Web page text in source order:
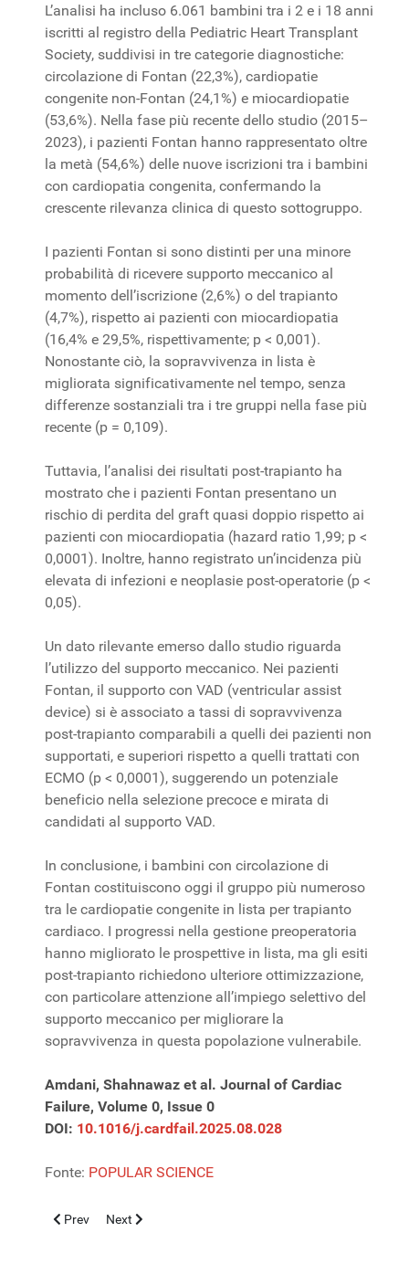
L’analisi ha incluso 6.061 bambini tra i 2 e i 18 anni
iscritti al registro della Pediatric Heart Transplant
Society, suddivisi in tre categorie diagnostiche:
circolazione di Fontan (22,3%), cardiopatie
congenite non-Fontan (24,1%) e miocardiopatie
(53,6%). Nella fase più recente dello studio (2015–
2023), i pazienti Fontan hanno rappresentato oltre
la metà (54,6%) delle nuove iscrizioni tra i bambini
con cardiopatia congenita, confermando la
crescente rilevanza clinica di questo sottogruppo.
I pazienti Fontan si sono distinti per una minore
probabilità di ricevere supporto meccanico al
momento dell’iscrizione (2,6%) o del trapianto
(4,7%), rispetto ai pazienti con miocardiopatia
(16,4% e 29,5%, rispettivamente; p < 0,001).
Nonostante ciò, la sopravvivenza in lista è
migliorata significativamente nel tempo, senza
differenze sostanziali tra i tre gruppi nella fase più
recente (p = 0,109).
Tuttavia, l’analisi dei risultati post-trapianto ha
mostrato che i pazienti Fontan presentano un
rischio di perdita del graft quasi doppio rispetto ai
pazienti con miocardiopatia (hazard ratio 1,99; p <
0,0001). Inoltre, hanno registrato un’incidenza più
elevata di infezioni e neoplasie post-operatorie (p <
0,05).
Un dato rilevante emerso dallo studio riguarda
l’utilizzo del supporto meccanico. Nei pazienti
Fontan, il supporto con VAD (ventricular assist
device) si è associato a tassi di sopravvivenza
post-trapianto comparabili a quelli dei pazienti non
supportati, e superiori rispetto a quelli trattati con
ECMO (p < 0,0001), suggerendo un potenziale
beneficio nella selezione precoce e mirata di
candidati al supporto VAD.
In conclusione, i bambini con circolazione di
Fontan costituiscono oggi il gruppo più numeroso
tra le cardiopatie congenite in lista per trapianto
cardiaco. I progressi nella gestione preoperatoria
hanno migliorato le prospettive in lista, ma gli esiti
post-trapianto richiedono ulteriore ottimizzazione,
con particolare attenzione all’impiego selettivo del
supporto meccanico per migliorare la
sopravvivenza in questa popolazione vulnerabile.
Amdani, Shahnawaz et al. Journal of Cardiac
Failure, Volume 0, Issue 0
DOI: 10.1016/j.cardfail.2025.08.028
Fonte: POPULAR SCIENCE
Previous article: Funzione sistolica dopo Fontan:
Prev Next article: Cardiomiopatia idiopatica: utile eseguire
Next